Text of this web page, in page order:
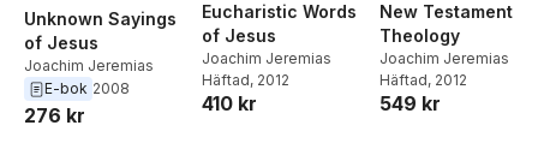
Unknown Sayings
of Jesus
Joachim Jeremias
E-bok 2008
276 kr
Eucharistic Words
of Jesus
Joachim Jeremias
Häftad, 2012
410 kr
New Testament
Theology
Joachim Jeremias
Häftad, 2012
549 kr